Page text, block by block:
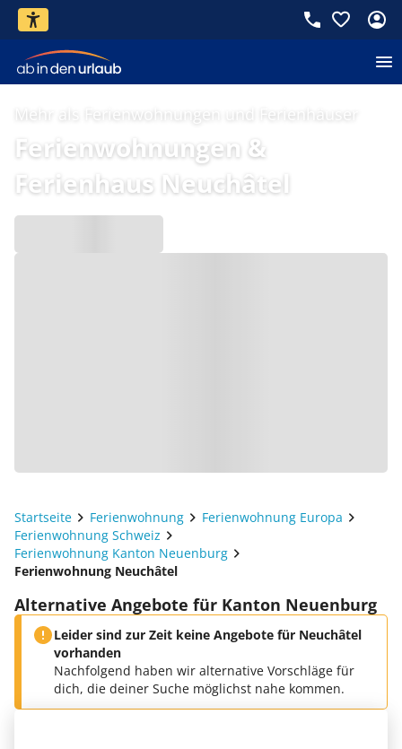
Mehr als Ferienwohnungen und Ferienhäuser
Ferienwohnungen &
Ferienhaus Neuchâtel
Startseite Ferienwohnung
Ferienwohnung Europa
Ferienwohnung Schweiz
Ferienwohnung Kanton Neuenburg
Ferienwohnung Neuchâtel
Alternative Angebote für Kanton Neuenburg
Leider sind zur Zeit keine Angebote für Neuchâtel
vorhanden
Nachfolgend haben wir alternative Vorschläge für
dich, die deiner Suche möglichst nahe kommen.